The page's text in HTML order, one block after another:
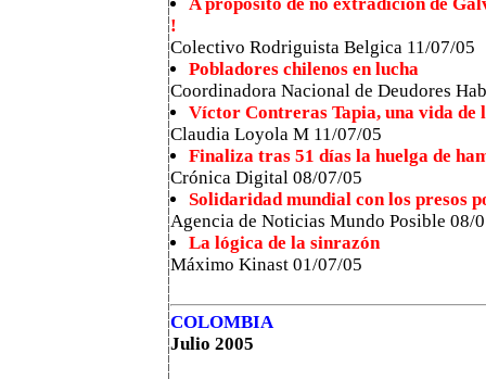
!
Colectivo Rodriguista Belgica 11/07/05
Pobladores chilenos en lucha
Coordinadora Nacional de Deudores
Víctor Contreras Tapia, una vida de
Claudia Loyola M 11/07/05
Finaliza tras 51 días la huelga de
Crónica Digital 08/07/05
Solidaridad mundial con los presos
Agencia de Noticias Mundo Posible 08/
La lógica de la sinrazón
Máximo Kinast 01/07/05
COLOMBIA
Julio 2005